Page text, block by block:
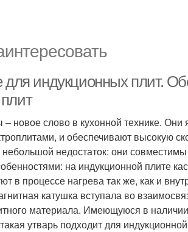
для индукционных плит.
новое слово в кухонной технике.
и обеспечивают высокую
недостаток: они
на индукционной плите
в процессе нагрева так же, как и
катушка вступала во
материала. Имеющуюся в
утварь подходит для